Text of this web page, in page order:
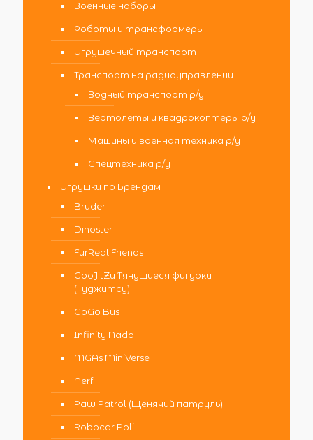
Военные наборы
Роботы и трансформеры
Игрушечный транспорт
Транспорт на радиоуправлении
Водный транспорт р/у
Вертолеты и квадрокоптеры р/у
Машины и военная техника р/у
Спецтехника р/у
Игрушки по Брендам
Bruder
Dinoster
FurReal Friends
GooJitZu Тянущиеся фигурки
(Гуджитсу)
GoGo Bus
Infinity Nado
MGAs MiniVerse
Nerf
Paw Patrol (Щенячий патруль)
Robocar Poli